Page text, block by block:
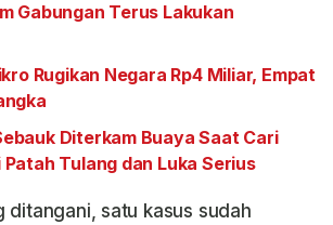
Gabungan Terus Lakukan
Rugikan Negara Rp4 Miliar, Empat
Diterkam Buaya Saat Cari
Patah Tulang dan Luka Serius
ditangani, satu kasus sudah